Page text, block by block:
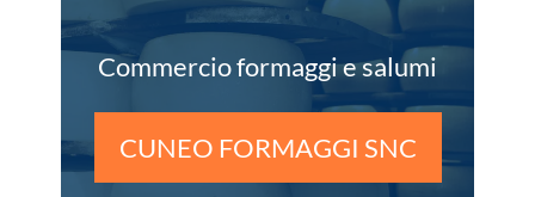
Commercio formaggi e salumi
CUNEO FORMAGGI SNC